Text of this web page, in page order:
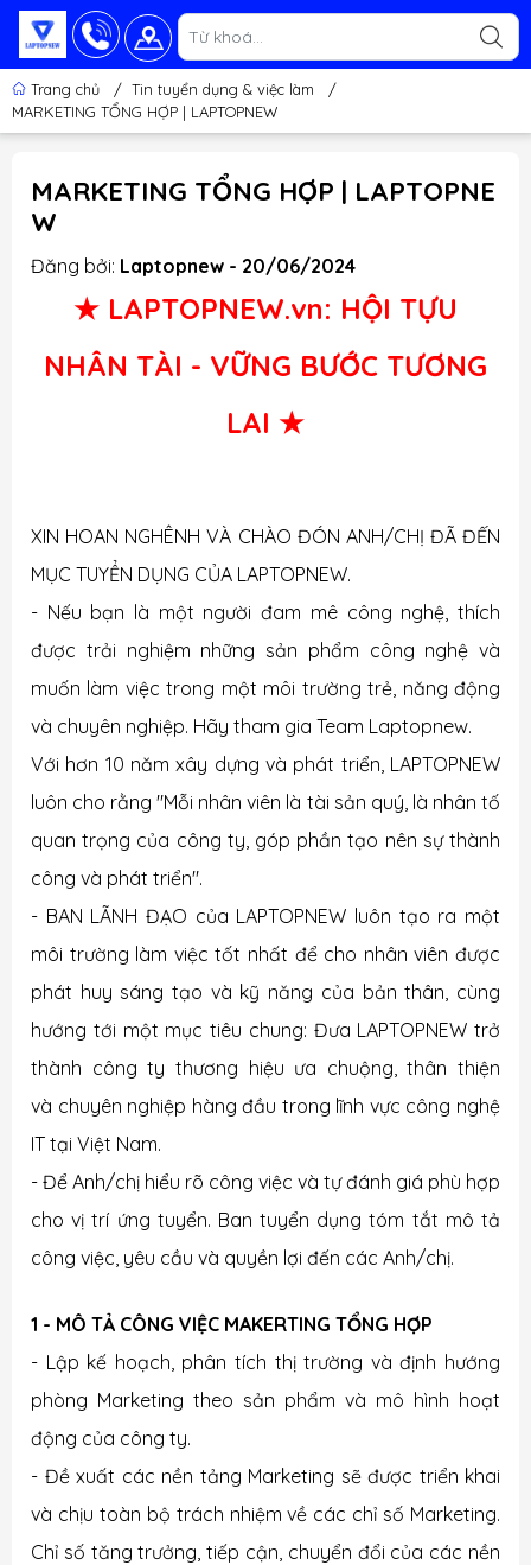
Trang chủ / Tin tuyển dụng & việc làm
/
MARKETING TỔNG HỢP | LAPTOPNEW
MARKETING TỔNG HỢP | LAPTOPNE
W
Đăng bởi: Laptopnew - 20/06/2024
★ LAPTOPNEW.vn: HỘI TỰU
NHÂN TÀI - VỮNG BƯỚC TƯƠNG
LAI ★
XIN HOAN NGHÊNH VÀ CHÀO ĐÓN ANH/CHỊ ĐÃ ĐẾN
MỤC TUYỂN DỤNG CỦA LAPTOPNEW.
- Nếu bạn là một người đam mê công nghệ, thích
được trải nghiệm những sản phẩm công nghệ và
muốn làm việc trong một môi trường trẻ, năng động
và chuyên nghiệp. Hãy tham gia Team Laptopnew.
Với hơn 10 năm xây dựng và phát triển, LAPTOPNEW
luôn cho rằng "Mỗi nhân viên là tài sản quý, là nhân tố
quan trọng của công ty, góp phần tạo nên sự thành
công và phát triển".
- BAN LÃNH ĐẠO của LAPTOPNEW luôn tạo ra một
môi trường làm việc tốt nhất để cho nhân viên được
phát huy sáng tạo và kỹ năng của bản thân, cùng
hướng tới một mục tiêu chung: Đưa LAPTOPNEW trở
thành công ty thương hiệu ưa chuộng, thân thiện
và chuyên nghiệp hàng đầu trong lĩnh vực công nghệ
IT tại Việt Nam.
- Để Anh/chị hiểu rõ công việc và tự đánh giá phù hợp
cho vị trí ứng tuyển. Ban tuyển dụng tóm tắt mô tả
công việc, yêu cầu và quyền lợi đến các Anh/chị.
1 - MÔ TẢ CÔNG VIỆC MAKERTING TỔNG HỢP
- Lập kế hoạch, phân tích thị trường và định hướng
phòng Marketing theo sản phẩm và mô hình hoạt
động của công ty.
- Đề xuất các nền tảng Marketing sẽ được triển khai
và chịu toàn bộ trách nhiệm về các chỉ số Marketing.
Chỉ số tăng trưởng, tiếp cận, chuyển đổi của các nền